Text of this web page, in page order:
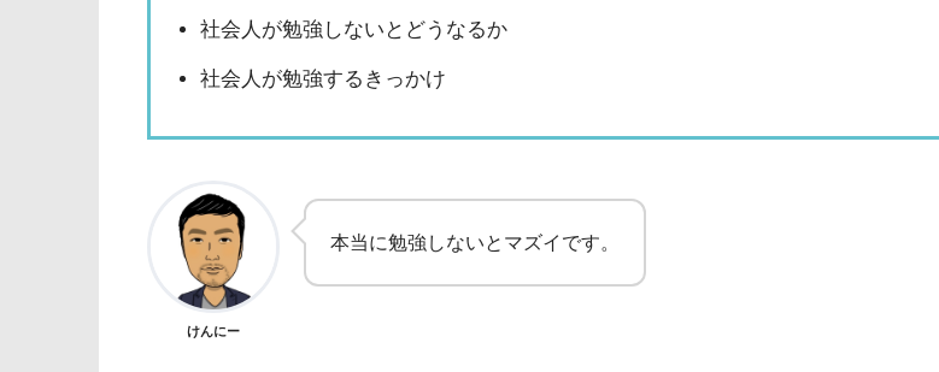
社会人が勉強しないとどうなるか
社会人が勉強するきっかけ
けんにー
本当に勉強しないとマズイです。